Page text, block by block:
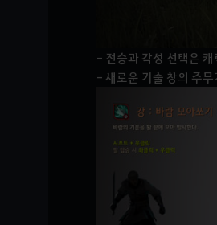
- 전승과 각성 선택은
- 새로운 기술 창의 주